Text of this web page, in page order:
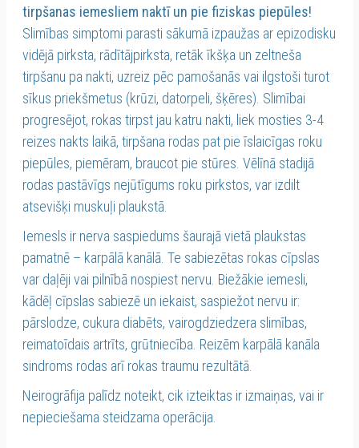
tirpšanas iemesliem naktī un pie fiziskas piepūles!
Slimības simptomi parasti sākumā izpaužas ar epizodisku
vidējā pirksta, rādītājpirksta, retāk īkšķa un zeltneša
tirpšanu pa nakti, uzreiz pēc pamošanās vai ilgstoši turot
sīkus priekšmetus (krūzi, datorpeli, šķēres). Slimībai
progresējot, rokas tirpst jau katru nakti, liek mosties 3-4
reizes nakts laikā, tirpšana rodas pat pie īslaicīgas roku
piepūles, piemēram, braucot pie stūres. Vēlīnā stadijā
rodas pastāvīgs nejūtīgums roku pirkstos, var izdilt
atsevišķi muskuļi plaukstā.
Iemesls ir nerva saspiedums šaurajā vietā plaukstas
pamatnē – karpālā kanālā. Te sabiezētas rokas cīpslas
var daļēji vai pilnībā nospiest nervu. Biežākie iemesli,
kādēļ cīpslas sabiezē un iekaist, saspiežot nervu ir:
pārslodze, cukura diabēts, vairogdziedzera slimības,
reimatoīdais artrīts, grūtniecība. Reizēm karpālā kanāla
sindroms rodas arī rokas traumu rezultātā.
Neirogrāfija palīdz noteikt, cik izteiktas ir izmaiņas, vai ir
nepieciešama steidzama operācija.